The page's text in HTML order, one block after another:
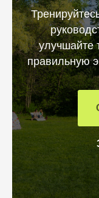
улучшайте
правильную